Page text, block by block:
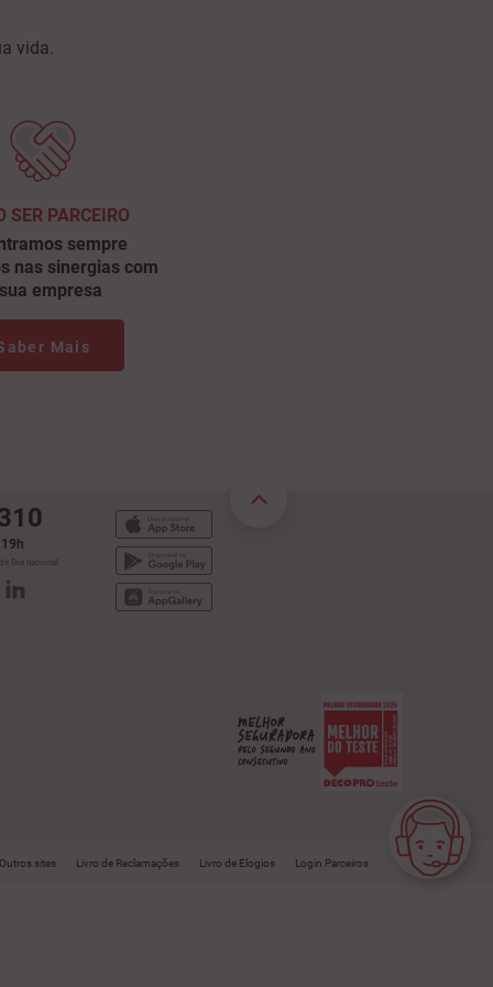
vida.
SER PARCEIRO
sempre
nas sinergias com
empresa
Mais
fixa nacional
sites Livro de Reclamações Livro de Elogios Login Parceiros
Assistente Virtual